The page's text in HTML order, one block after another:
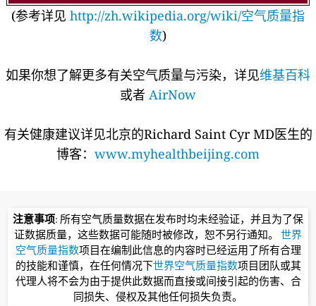
(参考详见 http://zh.wikipedia.org/wiki/空气质量指
数)
如果你想了解更多有关空气质量与污染，详见维基百科
或者 AirNow
有关健康建议详见北京的Richard Saint Cyr MD医生的
博客： www.myhealthbeijing.com
注意事项: 所有空气质量数据在发布时均未经验证，并且为了保
证数据质量，这些数据可能随时被修改，恕不另行通知。 世界
空气质量指数项目在编制此信息的内容时已经运用了所有合理
的技能和谨慎，在任何情况下世界空气质量指数项目团队或其
代理人将不会为由于提供此数据而直接或间接引起的伤害、合
同损失、侵权及其他任何损失负责。